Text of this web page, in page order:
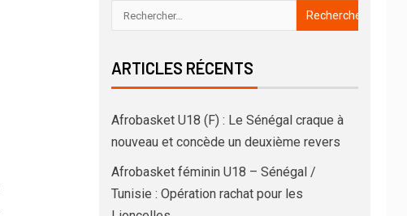
ARTICLES RÉCENTS
Afrobasket U18 (F) : Le Sénégal craque à
nouveau et concède un deuxième revers
Afrobasket féminin U18 – Sénégal /
Tunisie : Opération rachat pour les